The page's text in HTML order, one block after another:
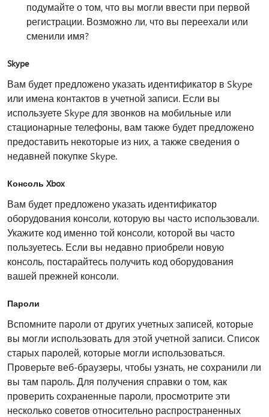
подумайте о том, что вы могли ввести при первой
регистрации. Возможно ли, что вы переехали или
сменили имя?
Skype
Вам будет предложено указать идентификатор в Skype
или имена контактов в учетной записи. Если вы
используете Skype для звонков на мобильные или
стационарные телефоны, вам также будет предложено
предоставить некоторые из них, а также сведения о
недавней покупке Skype.
Консоль Xbox
Вам будет предложено указать идентификатор
оборудования консоли, которую вы часто использовали.
Укажите код именно той консоли, которой вы часто
пользуетесь. Если вы недавно приобрели новую
консоль, постарайтесь получить код оборудования
вашей прежней консоли.
Пароли
Вспомните пароли от других учетных записей, которые
вы могли использовать для этой учетной записи. Список
старых паролей, которые могли использоваться.
Проверьте веб-браузеры, чтобы узнать, не сохранили ли
вы там пароль. Для получения справки о том, как
проверить сохраненные пароли, просмотрите эти
несколько советов относительно распространенных